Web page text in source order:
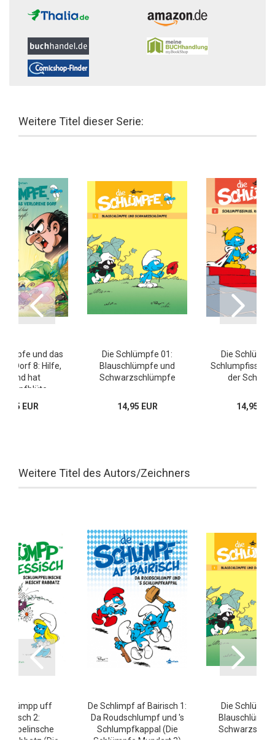
Weitere Titel dieser Serie:
und das
Dorf 8: Hilfe,
hat
EUR
Die Schlümpfe 01:
Blauschlümpfe und
Schwarzschlümpfe
14,95 EUR
Die
der
14,95
Weitere Titel des Autors/Zeichners
uff
2:
Rabbatz (Die
De Schlimpf af Bairisch 1:
Da Roudschlumpf und 's
Schlumpfkappal (Die
Schlümpfe Mundart 3)
Die